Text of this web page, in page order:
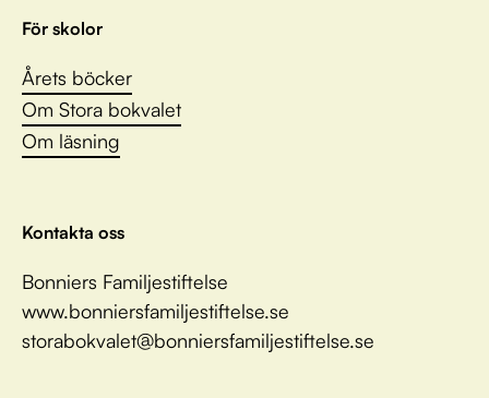
För skolor
Årets böcker
Om Stora bokvalet
Om läsning
Kontakta oss
Bonniers Familjestiftelse
www.bonniersfamiljestiftelse.se
storabokvalet@bonniersfamiljestiftelse.se